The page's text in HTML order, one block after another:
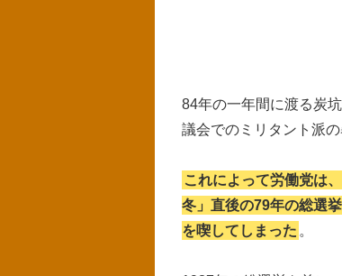
84年の一年間に渡る炭
議会でのミリタント派の
これによって労働党は
冬」直後の79年の総選
を喫してしまった 。